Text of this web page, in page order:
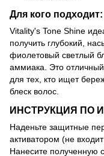
Для кого подходит:
Vitality's Tone Shine
получить глубокий,
фиолетовый светлый
аммиака. Это
для тех, кто ищет
блеск волос.
ИНСТРУКЦИЯ ПО
Наденьте защитные
активатором (не
Нанесите полученную